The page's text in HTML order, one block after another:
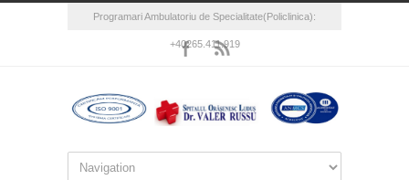
Programari Ambulatoriu de Specialitate(Policlinica):
+40265.411.919